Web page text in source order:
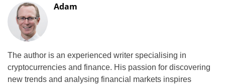
Adam
The author is an experienced writer specialising in
cryptocurrencies and finance. His passion for discovering
new trends and analysing financial markets inspires